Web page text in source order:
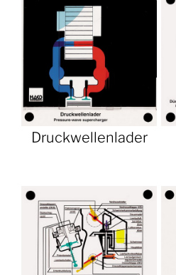
Druckwellenlader